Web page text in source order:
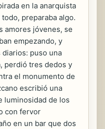
en la anarquista
preparaba algo.
amores jóvenes, se
empezando, y
diarios: puso una
perdió tres dedos y
el monumento de
escribió una
luminosidad de los
con fervor
en un bar que dos